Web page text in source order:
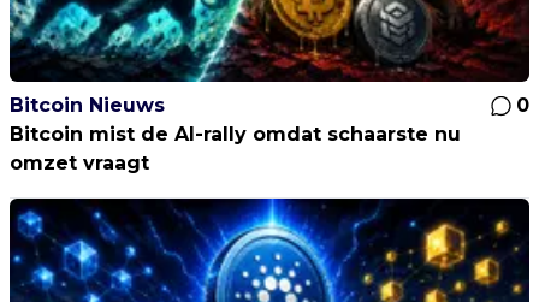
Bitcoin Nieuws
0
Bitcoin mist de AI-rally omdat schaarste nu
omzet vraagt